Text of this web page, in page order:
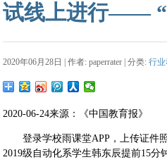
试线上进行—— “
2020年06月28日 | 作者: paperrater | 分类: 行
2020-06-24来源：《中国教育报》
登录学校雨课堂APP，上传证件
2019级自动化系学生韩东辰提前15